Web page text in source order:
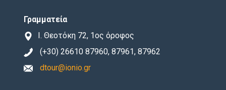
Γραμματεία
Ι. Θεοτόκη 72, 1ος όροφος
(+30) 26610 87960, 87961, 87962
dtour@ionio.gr